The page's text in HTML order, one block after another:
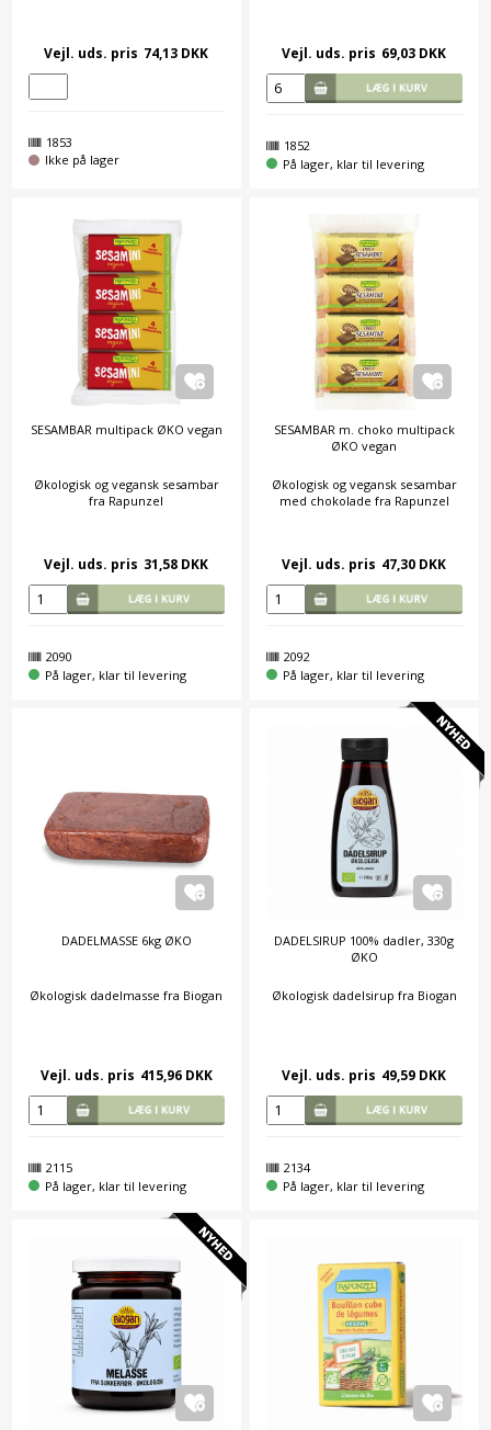
Vejl. uds. pris 74,13 DKK
1853
Ikke på lager
Vejl. uds. pris 69,03 DKK
1852
På lager, klar til levering
SESAMBAR multipack ØKO vegan
Økologisk og vegansk sesambar
fra Rapunzel
Vejl. uds. pris 31,58 DKK
2090
På lager, klar til levering
SESAMBAR m. choko multipack
ØKO vegan
Økologisk og vegansk sesambar
med chokolade fra Rapunzel
Vejl. uds. pris 47,30 DKK
2092
På lager, klar til levering
DADELMASSE 6kg ØKO
Økologisk dadelmasse fra Biogan
Vejl. uds. pris 415,96 DKK
2115
På lager, klar til levering
DADELSIRUP 100% dadler, 330g
ØKO
Økologisk dadelsirup fra Biogan
Vejl. uds. pris 49,59 DKK
2134
På lager, klar til levering